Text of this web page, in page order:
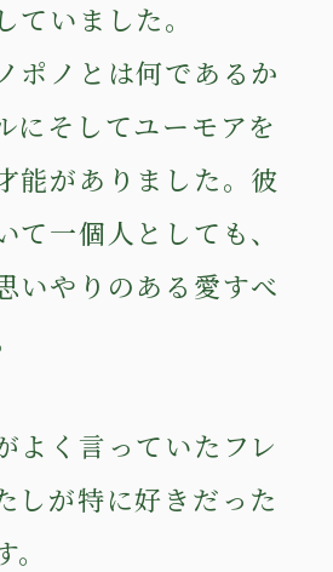
ていました。
ポノとは何であるか
にそしてユーモアを
能がありました。彼
て一個人としても、
いやりのある愛すべ
よく言っていたフレ
しが特に好きだった